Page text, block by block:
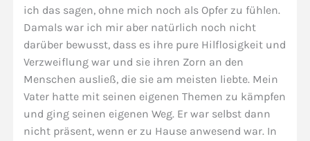
ich das sagen, ohne mich noch als Opfer zu fühlen.
Damals war ich mir aber natürlich noch nicht
darüber bewusst, dass es ihre pure Hilflosigkeit und
Verzweiflung war und sie ihren Zorn an den
Menschen ausließ, die sie am meisten liebte. Mein
Vater hatte mit seinen eigenen Themen zu kämpfen
und ging seinen eigenen Weg. Er war selbst dann
nicht präsent, wenn er zu Hause anwesend war. In